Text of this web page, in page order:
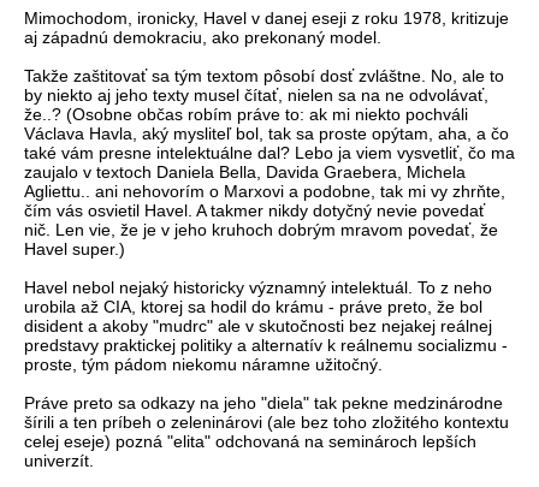
Mimochodom, ironicky, Havel v danej eseji z roku 1978, kritizuje
aj západnú demokraciu, ako prekonaný model.
Takže zaštitovať sa tým textom pôsobí dosť zvláštne. No, ale to
by niekto aj jeho texty musel čítať, nielen sa na ne odvolávať,
že..? (Osobne občas robím práve to: ak mi niekto pochváli
Václava Havla, aký mysliteľ bol, tak sa proste opýtam, aha, a čo
také vám presne intelektuálne dal? Lebo ja viem vysvetliť, čo ma
zaujalo v textoch Daniela Bella, Davida Graebera, Michela
Agliettu.. ani nehovorím o Marxovi a podobne, tak mi vy zhrňte,
čím vás osvietil Havel. A takmer nikdy dotyčný nevie povedať
nič. Len vie, že je v jeho kruhoch dobrým mravom povedať, že
Havel super.)
Havel nebol nejaký historicky významný intelektuál. To z neho
urobila až CIA, ktorej sa hodil do krámu - práve preto, že bol
disident a akoby "mudrc" ale v skutočnosti bez nejakej reálnej
predstavy praktickej politiky a alternatív k reálnemu socializmu -
proste, tým pádom niekomu náramne užitočný.
Práve preto sa odkazy na jeho "diela" tak pekne medzinárodne
šírili a ten príbeh o zeleninárovi (ale bez toho zložitého kontextu
celej eseje) pozná "elita" odchovaná na seminároch lepších
univerzít.